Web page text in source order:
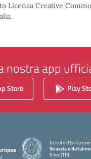
Licenza Creative
nostra app
Store Play
Istituto d'Istruzione
Sciascia e Bufalino
Erice (TP)